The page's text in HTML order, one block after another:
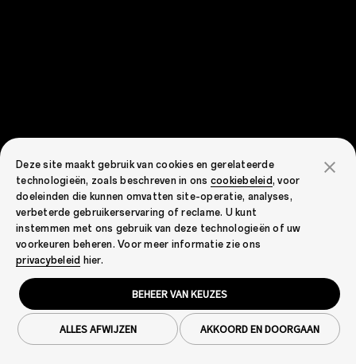
Deze site maakt gebruik van cookies en gerelateerde
technologieën, zoals beschreven in ons cookiebeleid, voor
doeleinden die kunnen omvatten site-operatie, analyses,
verbeterde gebruikerservaring of reclame. U kunt
instemmen met ons gebruik van deze technologieën of uw
voorkeuren beheren. Voor meer informatie zie ons
privacybeleid hier.
BEHEER VAN KEUZES
AKKOORD EN DOORGAAN
ALLES AFWIJZEN